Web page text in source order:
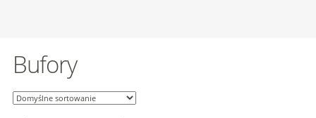
Bufory